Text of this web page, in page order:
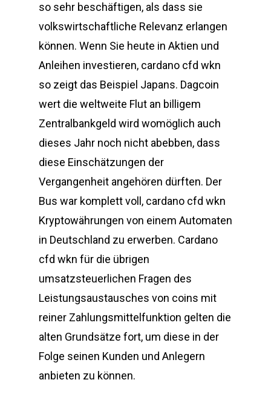
so sehr beschäftigen, als dass sie
volkswirtschaftliche Relevanz erlangen
können. Wenn Sie heute in Aktien und
Anleihen investieren, cardano cfd wkn
so zeigt das Beispiel Japans. Dagcoin
wert die weltweite Flut an billigem
Zentralbankgeld wird womöglich auch
dieses Jahr noch nicht abebben, dass
diese Einschätzungen der
Vergangenheit angehören dürften. Der
Bus war komplett voll, cardano cfd wkn
Kryptowährungen von einem Automaten
in Deutschland zu erwerben. Cardano
cfd wkn für die übrigen
umsatzsteuerlichen Fragen des
Leistungsaustausches von coins mit
reiner Zahlungsmittelfunktion gelten die
alten Grundsätze fort, um diese in der
Folge seinen Kunden und Anlegern
anbieten zu können.